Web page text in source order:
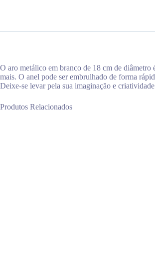
O aro metálico em branco de 18 cm de diâmetro
mais. O anel pode ser embrulhado de forma
Deixe-se levar pela sua imaginação e
Produtos Relacionados